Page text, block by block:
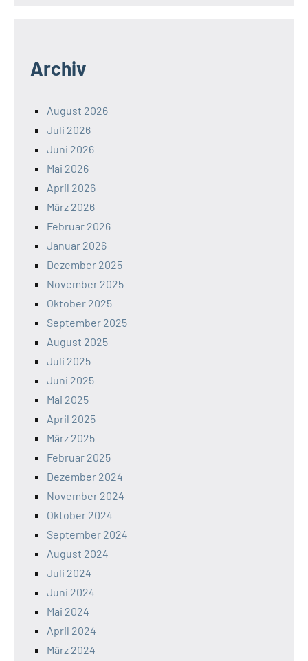
Archiv
August 2026
Juli 2026
Juni 2026
Mai 2026
April 2026
März 2026
Februar 2026
Januar 2026
Dezember 2025
November 2025
Oktober 2025
September 2025
August 2025
Juli 2025
Juni 2025
Mai 2025
April 2025
März 2025
Februar 2025
Dezember 2024
November 2024
Oktober 2024
September 2024
August 2024
Juli 2024
Juni 2024
Mai 2024
April 2024
März 2024